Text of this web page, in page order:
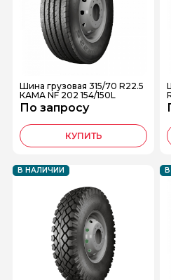
Шина грузовая 315/70 R22.5
КАМА NF 202 154/150L
По запросу
КУПИТЬ
В НАЛИЧИИ